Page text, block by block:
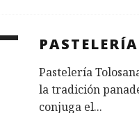
Pastelería
la tradición
conjuga el...